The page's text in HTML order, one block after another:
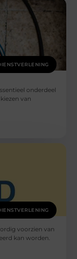
onderdeel
van
voorzien van
kan worden.